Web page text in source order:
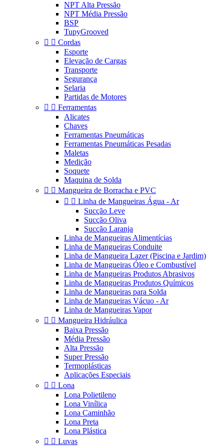
NPT Alta Pressão
NPT Média Pressão
BSP
TupyGrooved
  Cordas
Esporte
Elevação de Cargas
Transporte
Segurança
Selaria
Partidas de Motores
  Ferramentas
Alicates
Chaves
Ferramentas Pneumáticas
Ferramentas Pneumáticas Pesadas
Maletas
Medição
Soquete
Maquina de Solda
  Mangueira de Borracha e PVC
  Linha de Mangueiras Água - Ar
Sucção Leve
Sucção Oliva
Sucção Laranja
Linha de Mangueiras Alimentícias
Linha de Mangueiras Conduite
Linha de Mangueira Lazer (Piscina e Jardim)
Linha de Mangueiras Óleo e Combustível
Linha de Mangueiras Produtos Abrasivos
Linha de Mangueiras Produtos Químicos
Linha de Mangueiras para Solda
Linha de Mangueiras Vácuo - Ar
Linha de Mangueiras Vapor
  Mangueira Hidráulica
Baixa Pressão
Média Pressão
Alta Pressão
Super Pressão
Termoplásticas
Aplicações Especiais
  Lona
Lona Polietileno
Lona Vinílica
Lona Caminhão
Lona Preta
Lona Plástica
  Luvas